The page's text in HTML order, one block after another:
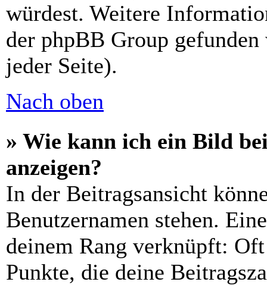
würdest. Weitere
der phpBB Group
jeder Seite).
Nach oben
» Wie kann ich ein Bild
anzeigen?
In der Beitragsansicht
Benutzernamen stehen.
deinem Rang verknüpft:
Punkte, die deine